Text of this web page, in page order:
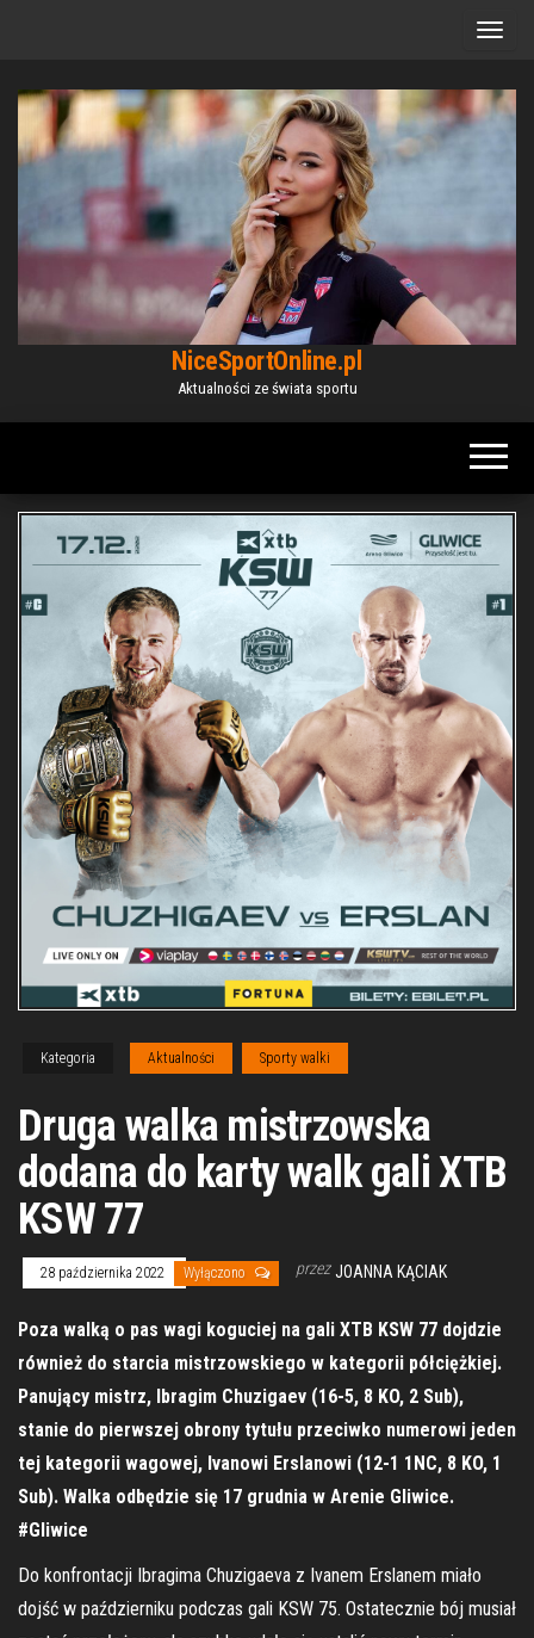
NiceSportOnline.pl
Aktualności ze świata sportu
Kategoria Aktualności Sporty walki
Druga walka mistrzowska
dodana do karty walk gali XTB
KSW 77
28 października 2022 Wyłączono przez JOANNA KĄCIAK
Poza walką o pas wagi koguciej na gali XTB KSW 77 dojdzie
również do starcia mistrzowskiego w kategorii półciężkiej.
Panujący mistrz, Ibragim Chuzigaev (16-5, 8 KO, 2 Sub),
stanie do pierwszej obrony tytułu przeciwko numerowi jeden
tej kategorii wagowej, Ivanowi Erslanowi (12-1 1NC, 8 KO, 1
Sub). Walka odbędzie się 17 grudnia w Arenie Gliwice.
#Gliwice
Do konfrontacji Ibragima Chuzigaeva z Ivanem Erslanem miało
dojść w październiku podczas gali KSW 75. Ostatecznie bój musiał